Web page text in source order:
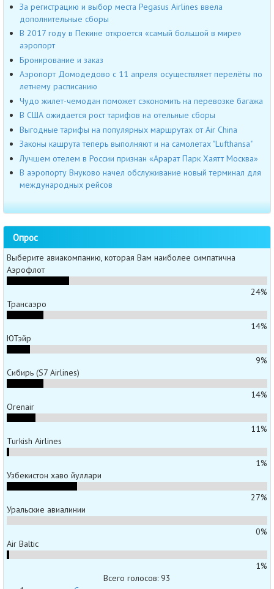
За регистрацию и выбор места Pegasus Airlines ввела
дополнительные сборы
В 2017 году в Пекине откроется «самый большой в мире»
аэропорт
Бронирование и заказ
Аэропорт Домодедово с 11 апреля осуществляет перелёты по
летнему расписанию
Чудо жилет-чемодан поможет сэкономить на перевозке багажа
В США ожидается рост тарифов на отельные сборы
Выгодные тарифы на популярных маршрутах от Air China
Законы кашрута теперь выполняют и на самолетах "Lufthansa"
Лучшем отелем в России признан «Арарат Парк Хаятт Москва»
В аэропорту Внуково начел обслуживание новый терминал для
международных рейсов
Опрос
Выберите авиакомпанию, которая Вам наиболее симпатична
Аэрофлот
24%
Трансаэро
14%
ЮТэйр
9%
Сибирь (S7 Airlines)
14%
Orenair
11%
Turkish Airlines
1%
Узбекистон хаво йуллари
27%
Уральские авиалинии
0%
Air Baltic
1%
Всего голосов: 93